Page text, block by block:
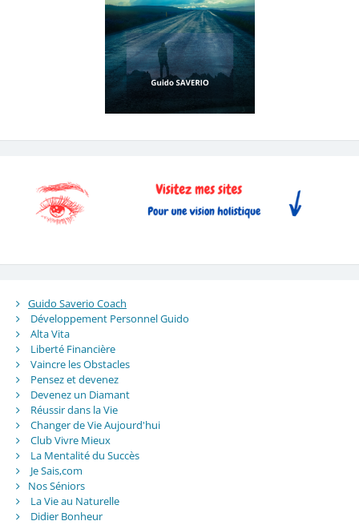
Guido Saverio Coach
Développement Personnel Guido
Alta Vita
Liberté Financière
Vaincre les Obstacles
Pensez et devenez
Devenez un Diamant
Réussir dans la Vie
Changer de Vie Aujourd'hui
Club Vivre Mieux
La Mentalité du Succès
Je Sais,com
Nos Séniors
La Vie au Naturelle
Didier Bonheur